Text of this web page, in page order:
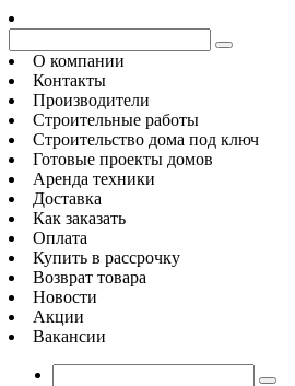
О компании
Контакты
Производители
Строительные работы
Строительство дома под ключ
Готовые проекты домов
Аренда техники
Доставка
Как заказать
Оплата
Купить в рассрочку
Возврат товара
Новости
Акции
Вакансии